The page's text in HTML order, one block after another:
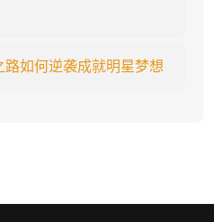
如何逆袭成就明星梦想